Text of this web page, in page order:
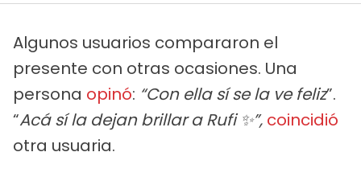
Algunos usuarios compararon el
presente con otras ocasiones. Una
persona opinó: “Con ella sí se la ve feliz”.
“Acá sí la dejan brillar a Rufi ✨”, coincidió
otra usuaria.